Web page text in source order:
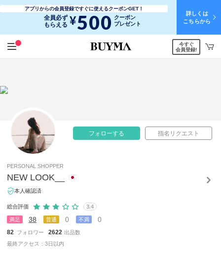
アプリからの会員登録ですぐに使えるクーポンGET！
全員必ず
もらえる ¥500 クーポン
プレゼント
詳しくは
こちらから
今すぐ
会員登録!
フォローする 指名リクエスト
PERSONAL SHOPPER
NEW LOOK__
本人確認済
総合評価 3.4
満足 38 普通 0 不満 0
82 フォロワー 2622 出品数
最終アクセス：3日以内